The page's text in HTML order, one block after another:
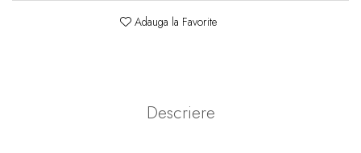
Adauga la Favorite
Descriere